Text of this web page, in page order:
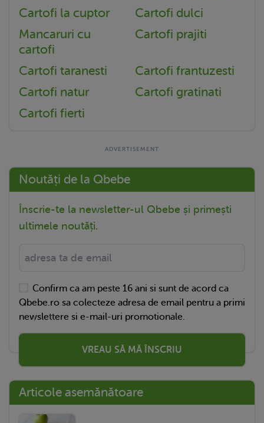
Cartofi la cuptor
Cartofi dulci
Mancaruri cu
cartofi
Cartofi prajiti
Cartofi taranesti
Cartofi frantuzesti
Cartofi natur
Cartofi gratinati
Cartofi fierti
Noutăți de la Qbebe
Înscrie-te la newsletter-ul Qbebe și primești
ultimele noutăți.
Confirm ca am peste 16 ani si sunt de acord ca
Qbebe.ro sa colecteze adresa de email pentru a primi
newslettere si e-mail-uri promotionale.
VREAU SĂ MĂ ÎNSCRIU
Articole asemănătoare